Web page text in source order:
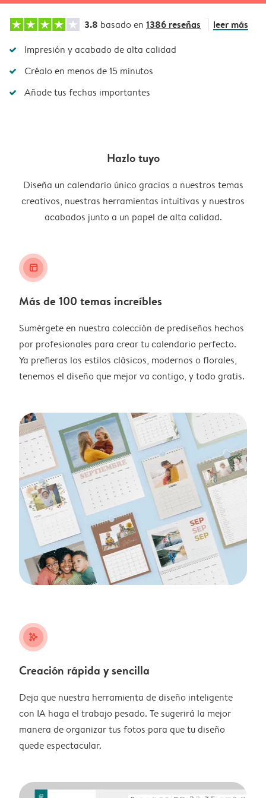
3.8 basado en 1386 reseñas leer más
Impresión y acabado de alta calidad
Créalo en menos de 15 minutos
Añade tus fechas importantes
Hazlo tuyo
Diseña un calendario único gracias a nuestros temas
creativos, nuestras herramientas intuitivas y nuestros
acabados junto a un papel de alta calidad.
layout_alt
Más de 100 temas increíbles
Sumérgete en nuestra colección de prediseños hechos
por profesionales para crear tu calendario perfecto.
Ya prefieras los estilos clásicos, modernos o florales,
tenemos el diseño que mejor va contigo, y todo gratis.
stars_plus
Creación rápida y sencilla
Deja que nuestra herramienta de diseño inteligente
con IA haga el trabajo pesado. Te sugerirá la mejor
manera de organizar tus fotos para que tu diseño
quede espectacular.